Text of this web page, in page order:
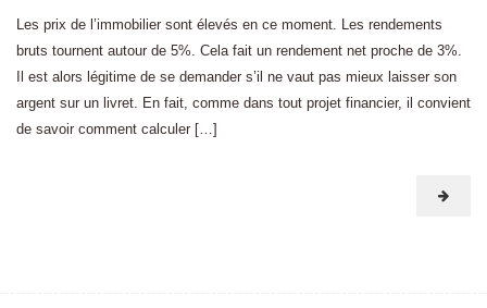
Les prix de l’immobilier sont élevés en ce moment. Les rendements
bruts tournent autour de 5%. Cela fait un rendement net proche de 3%.
Il est alors légitime de se demander s’il ne vaut pas mieux laisser son
argent sur un livret. En fait, comme dans tout projet financier, il convient
de savoir comment calculer […]